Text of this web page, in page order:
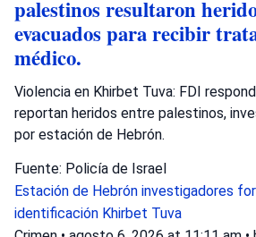
palestinos resultaron
evacuados para recibir
médico.
Violencia en Khirbet Tuva: FDI
reportan heridos entre palestinos,
por estación de Hebrón.
Fuente: Policía de Israel
Estación de Hebrón investigadores
identificación Khirbet Tuva